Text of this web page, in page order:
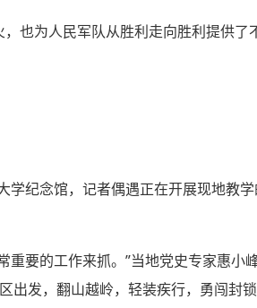
也为人民军队从胜利走向胜利提供了
纪念馆，记者偶遇正在开展现地教
要的工作来抓。”当地党史专家惠小
出发，翻山越岭，轻装疾行，勇闯封